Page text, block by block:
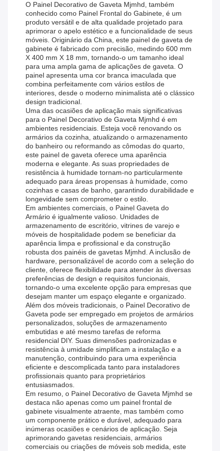
O Painel Decorativo de Gaveta Mjmhd, também
conhecido como Painel Frontal do Gabinete, é um
produto versátil e de alta qualidade projetado para
aprimorar o apelo estético e a funcionalidade de seus
móveis. Originário da China, este painel de gaveta de
gabinete é fabricado com precisão, medindo 600 mm
X 400 mm X 18 mm, tornando-o um tamanho ideal
para uma ampla gama de aplicações de gaveta. O
painel apresenta uma cor branca imaculada que
combina perfeitamente com vários estilos de
interiores, desde o moderno minimalista até o clássico
design tradicional.
Uma das ocasiões de aplicação mais significativas
para o Painel Decorativo de Gaveta Mjmhd é em
ambientes residenciais. Esteja você renovando os
armários da cozinha, atualizando o armazenamento
do banheiro ou reformando as cômodas do quarto,
este painel de gaveta oferece uma aparência
moderna e elegante. As suas propriedades de
resistência à humidade tornam-no particularmente
adequado para áreas propensas à humidade, como
cozinhas e casas de banho, garantindo durabilidade e
longevidade sem comprometer o estilo.
Em ambientes comerciais, o Painel Gaveta do
Armário é igualmente valioso. Unidades de
armazenamento de escritório, vitrines de varejo e
móveis de hospitalidade podem se beneficiar da
aparência limpa e profissional e da construção
robusta dos painéis de gavetas Mjmhd. A inclusão de
hardware, personalizável de acordo com a seleção do
cliente, oferece flexibilidade para atender às diversas
preferências de design e requisitos funcionais,
tornando-o uma excelente opção para empresas que
desejam manter um espaço elegante e organizado.
Além dos móveis tradicionais, o Painel Decorativo de
Gaveta pode ser empregado em projetos de armários
personalizados, soluções de armazenamento
embutidas e até mesmo tarefas de reforma
residencial DIY. Suas dimensões padronizadas e
resistência à umidade simplificam a instalação e a
manutenção, contribuindo para uma experiência
eficiente e descomplicada tanto para instaladores
profissionais quanto para proprietários
entusiasmados.
Em resumo, o Painel Decorativo de Gaveta Mjmhd se
destaca não apenas como um painel frontal de
gabinete visualmente atraente, mas também como
um componente prático e durável, adequado para
inúmeras ocasiões e cenários de aplicação. Seja
aprimorando gavetas residenciais, armários
comerciais ou criações de móveis sob medida, este